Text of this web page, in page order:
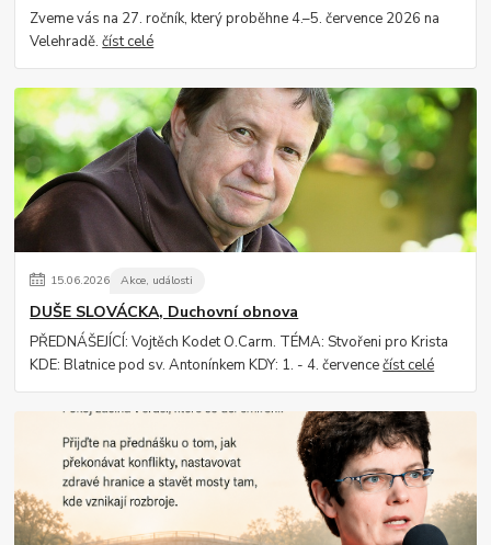
Zveme vás na 27. ročník, který proběhne 4.–5. července 2026 na
Velehradě.číst celé
15.06.2026 Akce, události
DUŠE SLOVÁCKA, Duchovní obnova
PŘEDNÁŠEJÍCÍ: Vojtěch Kodet O.Carm. TÉMA: Stvořeni pro Krista
KDE: Blatnice pod sv. Antonínkem KDY: 1. - 4. červencečíst celé